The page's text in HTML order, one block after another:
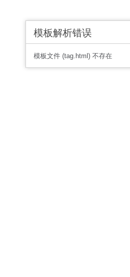
模板解析错误
模板文件 (tag.html) 不存在